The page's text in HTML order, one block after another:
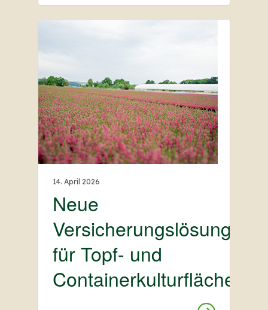
14. April 2026
Neue
Versicherungslösung
für Topf- und
Containerkulturflächen.